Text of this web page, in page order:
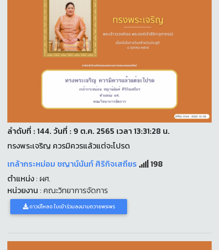
ลำดับที่ : 144. วันที่ : 9 ต.ค. 2565 เวลา 13:31:28 น.
ทรงพระเจริญ ควรมิควรแล้วแต่จะโปรด
เกล้ากระหม่อม ชญาน์นันท์ ศิริกิจเสถียร
198
ตำแหน่ง: ผศ.
หน่วยงาน : คณะวิทยาการจัดการ
ดาวน์โหลด ใบเข้าร่วมลงนามถวายพระพร